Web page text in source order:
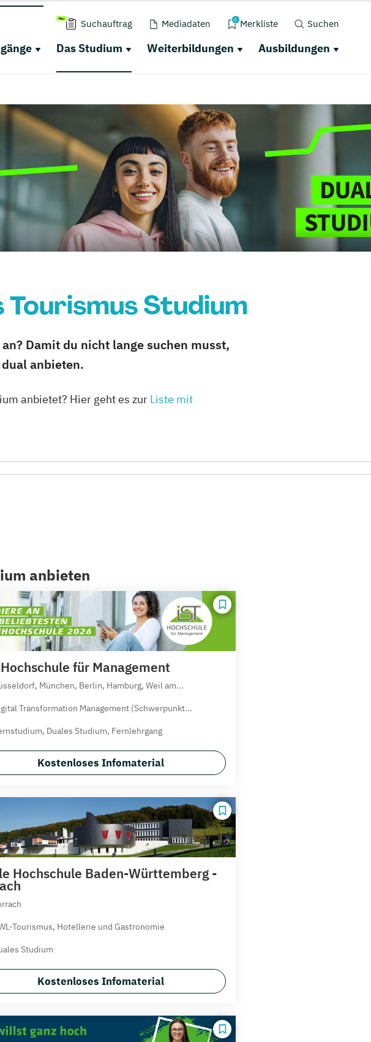
Suchauftrag Mediadaten 0 Merkliste Suchen
Das Studium Weiterbildungen Ausbildungen
Studium
Damit du nicht lange suchen musst,
anbieten.
anbietet? Hier geht es zur Liste mit
anbieten
für Management
München, Berlin, Hamburg, Weil am...
Transformation Management (Schwerpunkt...
Duales Studium, Fernlehrgang
Kostenloses Infomaterial
Hochschule Baden-Württemberg -
Tourismus, Hotellerie und Gastronomie
Studium
Kostenloses Infomaterial